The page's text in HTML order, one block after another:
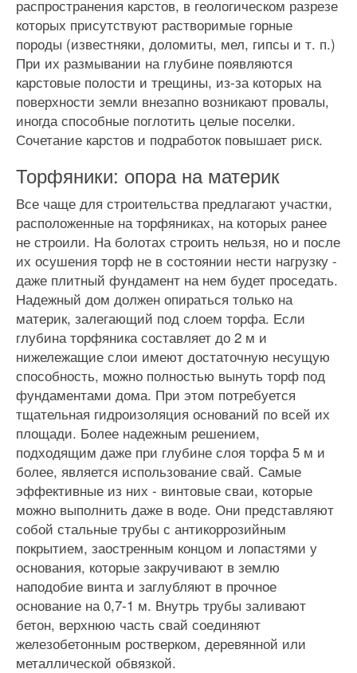
распространения карстов, в геологическом разрезе
которых присутствуют растворимые горные
породы (известняки, доломиты, мел, гипсы и т. п.)
При их размывании на глубине появляются
карстовые полости и трещины, из-за которых на
поверхности земли внезапно возникают провалы,
иногда способные поглотить целые поселки.
Сочетание карстов и подработок повышает риск.
Торфяники: опора на материк
Все чаще для строительства предлагают участки,
расположенные на торфяниках, на которых ранее
не строили. На болотах строить нельзя, но и после
их осушения торф не в состоянии нести нагрузку -
даже плитный фундамент на нем будет проседать.
Надежный дом должен опираться только на
материк, залегающий под слоем торфа. Если
глубина торфяника составляет до 2 м и
нижележащие слои имеют достаточную несущую
способность, можно полностью вынуть торф под
фундаментами дома. При этом потребуется
тщательная гидроизоляция оснований по всей их
площади. Более надежным решением,
подходящим даже при глубине слоя торфа 5 м и
более, является использование свай. Самые
эффективные из них - винтовые сваи, которые
можно выполнить даже в воде. Они представляют
собой стальные трубы с антикоррозийным
покрытием, заостренным концом и лопастями у
основания, которые закручивают в землю
наподобие винта и заглубляют в прочное
основание на 0,7-1 м. Внутрь трубы заливают
бетон, верхнюю часть свай соединяют
железобетонным ростверком, деревянной или
металлической обвязкой.